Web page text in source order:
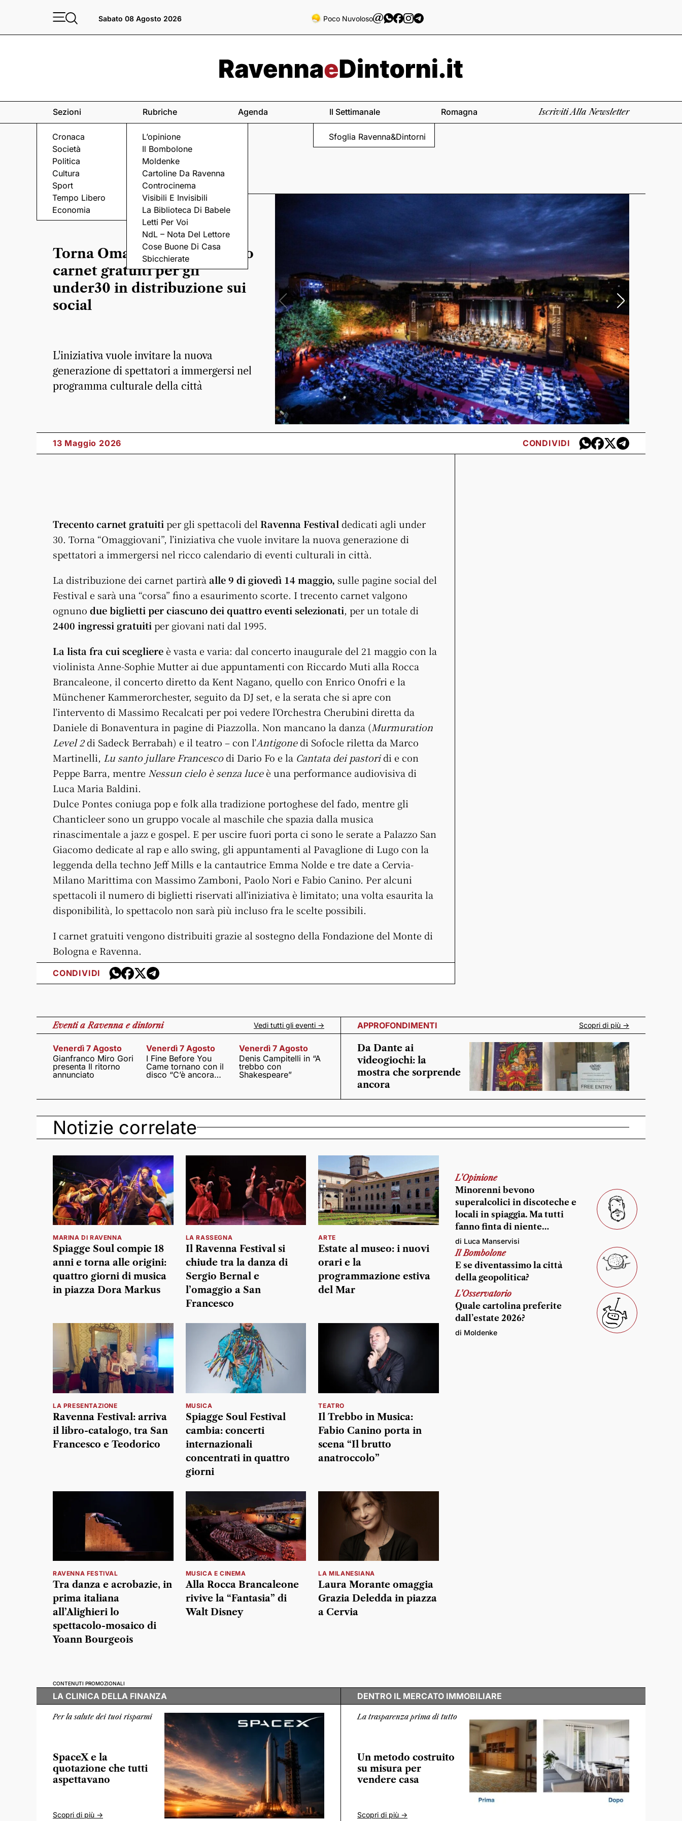
Sabato 08 Agosto 2026 Poco Nuvoloso
Sezioni
Cronaca
Società
Politica
Cultura
Sport
Tempo Libero
Economia
Rubriche
L’opinione
Il Bombolone
Moldenke
Cartoline Da Ravenna
Controcinema
Visibili E Invisibili
La Biblioteca Di Babele
Letti Per Voi
NdL – Nota Del Lettore
Cose Buone Di Casa
Sbicchierate
Agenda Il Settimanale
Sfoglia Ravenna&Dintorni
Romagna Iscriviti Alla Newsletter
RAVENNA FESTIVAL
Torna Omaggiovani, trecento
carnet gratuiti per gli
under30 in distribuzione sui
social
L'iniziativa vuole invitare la nuova
generazione di spettatori a immergersi nel
programma culturale della città
13 Maggio 2026 CONDIVIDI
Trecento carnet gratuiti per gli spettacoli del Ravenna Festival dedicati agli under
30. Torna “Omaggiovani”, l’iniziativa che vuole invitare la nuova generazione di
spettatori a immergersi nel ricco calendario di eventi culturali in città.
La distribuzione dei carnet partirà alle 9 di giovedì 14 maggio, sulle pagine social del
Festival e sarà una “corsa” fino a esaurimento scorte. I trecento carnet valgono
ognuno due biglietti per ciascuno dei quattro eventi selezionati, per un totale di
2400 ingressi gratuiti per giovani nati dal 1995.
La lista fra cui scegliereè vasta e varia: dal concerto inaugurale del 21 maggio con la
violinista Anne-Sophie Mutter ai due appuntamenti con Riccardo Muti alla Rocca
Brancaleone, il concerto diretto da Kent Nagano, quello con Enrico Onofri e la
Münchener Kammerorchester, seguito da DJ set, e la serata che si apre con
l’intervento di Massimo Recalcati per poi vedere l’Orchestra Cherubini diretta da
Daniele di Bonaventura in pagine di Piazzolla. Non mancano la danza (Murmuration
Level 2di Sadeck Berrabah) e il teatro – con l’Antigonedi Sofocle riletta da Marco
Martinelli, Lu santo jullare Francescodi Dario Fo e la Cantata dei pastoridi e con
Peppe Barra, mentre Nessun cielo è senza luceè una performance audiovisiva di
Luca Maria Baldini.
Dulce Pontes coniuga pop e folk alla tradizione portoghese del fado, mentre gli
Chanticleer sono un gruppo vocale al maschile che spazia dalla musica
rinascimentale a jazz e gospel. E per uscire fuori porta ci sono le serate a Palazzo San
Giacomo dedicate al rap e allo swing, gli appuntamenti al Pavaglione di Lugo con la
leggenda della techno Jeff Mills e la cantautrice Emma Nolde e tre date a Cervia-
Milano Marittima con Massimo Zamboni, Paolo Nori e Fabio Canino. Per alcuni
spettacoli il numero di biglietti riservati all’iniziativa è limitato; una volta esaurita la
disponibilità, lo spettacolo non sarà più incluso fra le scelte possibili.
I carnet gratuiti vengono distribuiti grazie al sostegno della Fondazione del Monte di
Bologna e Ravenna.
CONDIVIDI
Eventia Ravenna e dintorni Vedi tutti gli eventi ->
Venerdì 7 Agosto
Gianfranco Miro Gori
presenta Il ritorno
annunciato
Venerdì 7 Agosto
I Fine Before You
Came tornano con il
disco “C’è ancora
Venerdì 7 Agosto
Denis Campitelli in “A
trebbo con
Shakespeare”
APPROFONDIMENTI Scopri di più ->
Da Dante ai
videogiochi: la
mostra che sorprende
ancora
Notizie correlate
MARINA DI RAVENNA
Spiagge Soul compie 18
anni e torna alle origini:
quattro giorni di musica
in piazza Dora Markus
LA RASSEGNA
Il Ravenna Festival si
chiude tra la danza di
Sergio Bernal e
l’omaggio a San
Francesco
ARTE
Estate al museo: i nuovi
orari e la
programmazione estiva
del Mar
LA PRESENTAZIONE
Ravenna Festival: arriva
il libro-catalogo, tra San
Francesco e Teodorico
MUSICA
Spiagge Soul Festival
cambia: concerti
internazionali
concentrati in quattro
giorni
TEATRO
Il Trebbo in Musica:
Fabio Canino porta in
scena “Il brutto
anatroccolo”
RAVENNA FESTIVAL
Tra danza e acrobazie, in
prima italiana
all’Alighieri lo
spettacolo-mosaico di
Yoann Bourgeois
MUSICA E CINEMA
Alla Rocca Brancaleone
rivive la “Fantasia” di
Walt Disney
LA MILANESIANA
Laura Morante omaggia
Grazia Deledda in piazza
a Cervia
L'Opinione
Minorenni bevono
superalcolici in discoteche e
locali in spiaggia. Ma tutti
fanno finta di niente…
di Luca Manservisi
Il Bombolone
E se diventassimo la città
della geopolitica?
L'Osservatorio
Quale cartolina preferite
dall’estate 2026?
di Moldenke
CONTENUTI PROMOZIONALI
LA CLINICA DELLA FINANZA
Per la salute dei tuoi risparmi
SpaceX e la
quotazione che tutti
aspettavano
Scopri di più ->
DENTRO IL MERCATO IMMOBILIARE
La trasparenza prima di tutto
Un metodo costruito
su misura per
vendere casa
Scopri di più ->